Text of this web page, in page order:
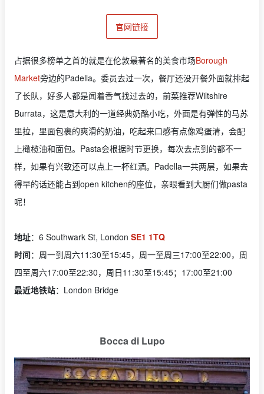
官网链接
占据很多榜单之首的就是在伦敦最著名的美食市场Borough
Market旁边的Padella。委员去过一次，餐厅还没开餐外面就排起
了长队，好多人都是闻着香气找过去的，前菜推荐Wiltshire
Burrata，这是意大利的一道经典奶酪小吃，外面是有弹性的马苏
里拉，里面包裹的爽滑的奶油，吃起来口感有点像鸡蛋清，会配
上橄榄油和面包。Pasta会根据时节更换，每次去点到的都不一
样，如果有兴致还可以点上一杯红酒。Padella一共两层，如果去
得早的话还能占到open kitchen的座位，亲眼看到大厨们做pasta
呢！
地址：6 Southwark St, London SE1 1TQ
时间：周一到周六11:30至15:45，周一至周三17:00至22:00，周
四至周六17:00至22:30，周日11:30至15:45；17:00至21:00
最近地铁站：London Bridge
Bocca di Lupo